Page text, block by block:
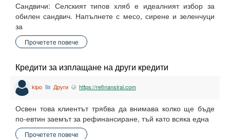
Сандвичи: Селският типов хляб е идеалният избор за
обилен сандвич. Напълнете с месо, сирене и зеленчуци
за
Прочетете повече
Кредити за изплащане на други кредити
kipo Други https://refinansirai.com
Освен това клиентът трябва да внимава колко ще бъде
по-евтин заемът за рефинансиране, тъй като всяка една
Прочетете повече